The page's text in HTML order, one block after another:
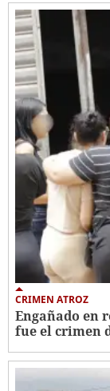
CRIMEN ATROZ
Engañado en
fue el crimen